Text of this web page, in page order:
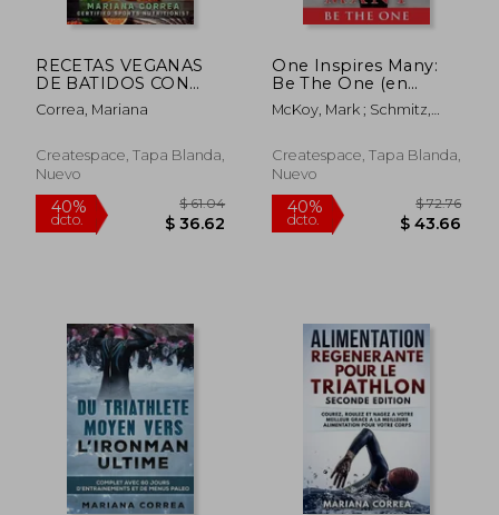
40%
dcto. $ 38.87
40%
dcto.
RECETAS VEGANAS
DE BATIDOS CON
PROTEINA PARA
FISICOCULTURISMO
INCLUYE 50 RECETAS
PARA DESARROLLAR
DISFRUTAR DE UN
BAT
Correa, Mariana
Createspace, Tapa Blanda,
Nuevo
One Inspires Many:
Be The One (en
Inglés)
McKoy, Mark ; Schmitz,
Createspace, Tapa Blanda,
Nuevo